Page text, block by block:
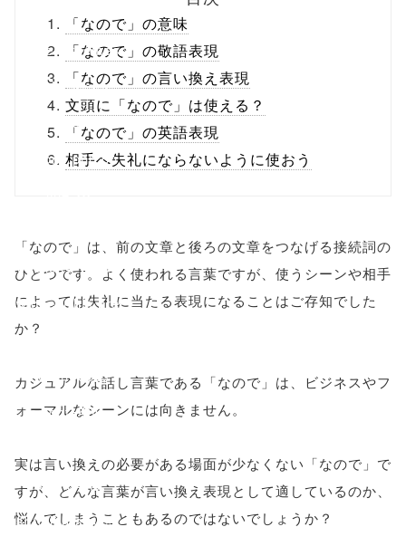
ml/wp-
content/themes
/tapbiz_theme/
parts/sns-
buttons.php on
onclick="windo
w.open(this.hre
f, 'Gwindow',
'width=550,
height=450,
toolbar=no,
scrollbars=yes'
「なので」の意味
「なので」の敬語表現
「なので」の言い換え表現
文頭に「なので」は使える？
「なので」の英語表現
相手へ失礼にならないように使おう
「なので」は、前の文章と後ろの文章をつなげる接続詞の
ひとつです。よく使われる言葉ですが、使うシーンや相手
によっては失礼に当たる表現になることはご存知でした
か？
カジュアルな話し言葉である「なので」は、ビジネスやフ
ォーマルなシーンには向きません。
実は言い換えの必要がある場面が少なくない「なので」で
すが、どんな言葉が言い換え表現として適しているのか、
悩んでしまうこともあるのではないでしょうか？